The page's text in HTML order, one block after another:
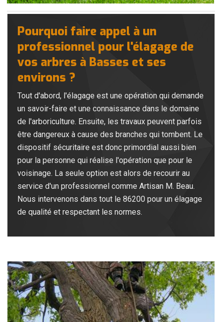
Pourquoi faire appel à un
professionnel pour l'élagage de
vos arbres à Basses et ses
environs ?
Tout d'abord, l'élagage est une opération qui demande
un savoir-faire et une connaissance dans le domaine
de l'arboriculture. Ensuite, les travaux peuvent parfois
être dangereux à cause des branches qui tombent. Le
dispositif sécuritaire est donc primordial aussi bien
pour la personne qui réalise l'opération que pour le
voisinage. La seule option est alors de recourir au
service d'un professionnel comme Artisan M. Beau.
Nous intervenons dans tout le 86200 pour un élagage
de qualité et respectant les normes.